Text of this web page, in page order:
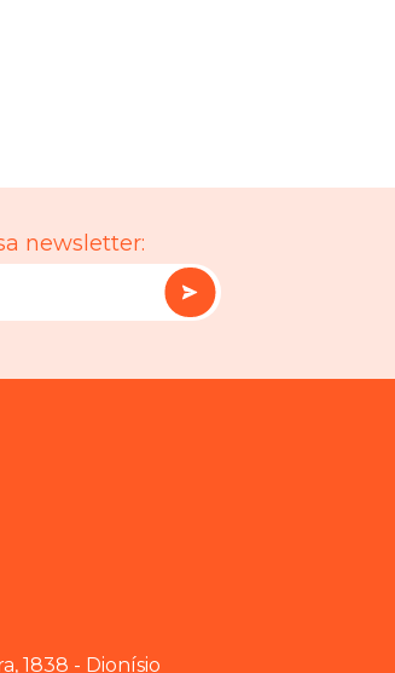
newsletter:
1838 - Dionísio